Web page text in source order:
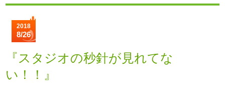
2018
8/26
『スタジオの秒針が見れてな
い！！』